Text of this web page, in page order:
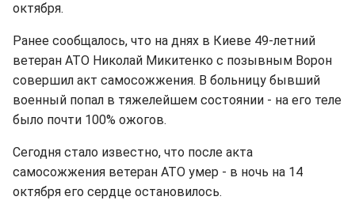
октября.
Ранее сообщалось, что на днях в Киеве 49-летний
ветеран АТО Николай Микитенко с позывным Ворон
совершил акт самосожжения. В больницу бывший
военный попал в тяжелейшем состоянии - на его теле
было почти 100% ожогов.
Сегодня стало известно, что после акта
самосожжения ветеран АТО умер - в ночь на 14
октября его сердце остановилось.